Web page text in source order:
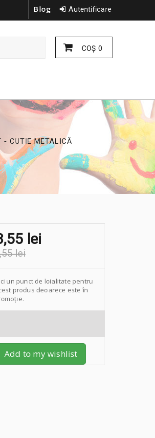
Autentificare
Blog
COŞ 0
- CUTIE METALICĂ
lei
lei
un punct de loialitate pentru
produs deoarece este în
Add to my wishlist